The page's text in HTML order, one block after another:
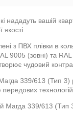
нададуть вашій
якості.
з ПВХ плівки в
9005 (зовні) та
чудовий
339/613 (Тип 3)
технологій
Магда 339/613 (Тип